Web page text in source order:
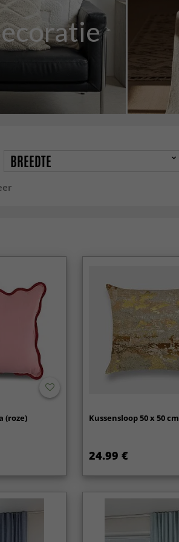
BREEDTE
(roze) Kussensloop 50 x 50 cm
24.99 €